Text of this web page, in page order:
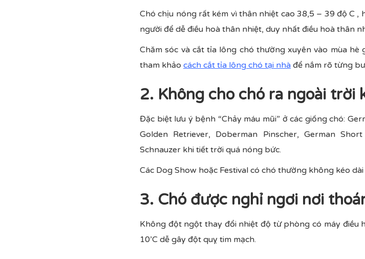
Chó chịu nóng rất kém vì thân nhiệt cao 38,5 – 39 độ C
người để dễ điều hoà thân nhiệt, duy nhất điều hoà thân
Chăm sóc và cắt tỉa lông chó thường xuyên vào mùa
tham khảo cách cắt tỉa lông chó tại nhà để nắm rõ từng
2. Không cho chó ra ngoài
Đặc biệt lưu ý bệnh “Chảy máu mũi” ở các giống chó:
Golden Retriever, Doberman Pinscher, German
Schnauzer khi tiết trời quá nóng bức.
Các Dog Show hoặc Festival có chó thường không kéo
3. Chó được nghỉ ngơi nơi
Không đột ngột thay đổi nhiệt độ từ phòng có máy điều
10’C dễ gây đột quỵ tim mạch.